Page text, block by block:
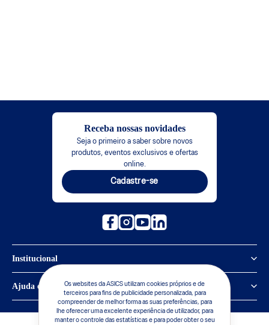
Os websites da ASICS utilizam cookies próprios e de
terceiros para fins de publicidade personalizada, para
compreender de melhor forma as suas preferências, para
lhe oferecer uma excelente experiência de utilizador, para
manter o controle das estatísticas e para poder obter o seu
Receba nossas novidades
Seja o primeiro a saber sobre novos
produtos, eventos exclusivos e ofertas
online.
Cadastre-se
Institucional
Política de Privacidade
Sobre a ASICS
Ajuda e suporte
Central de Relacionamento